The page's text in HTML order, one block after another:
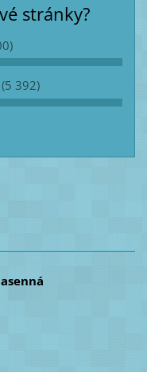
stránky?
(5 392)